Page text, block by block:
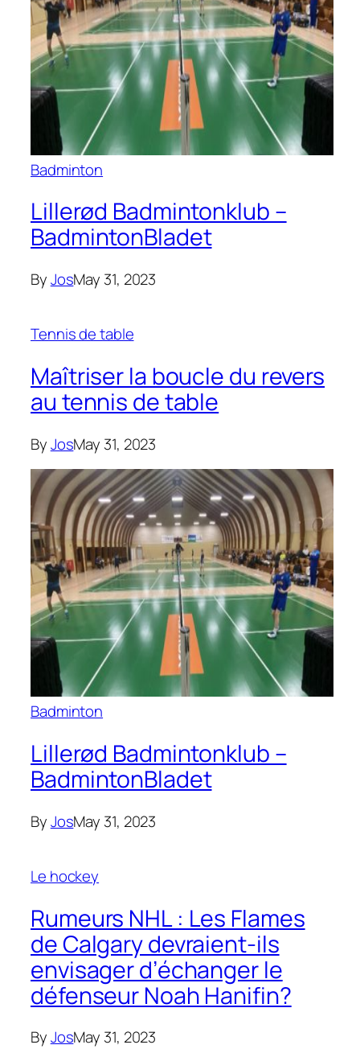
Badminton
Lillerød Badmintonklub –
BadmintonBladet
ByJosMay 31, 2023
Tennis de table
Maîtriser la boucle du revers
au tennis de table
ByJosMay 31, 2023
Badminton
Lillerød Badmintonklub –
BadmintonBladet
ByJosMay 31, 2023
Le hockey
Rumeurs NHL : Les Flames
de Calgary devraient-ils
envisager d’échanger le
défenseur Noah Hanifin?
ByJosMay 31, 2023